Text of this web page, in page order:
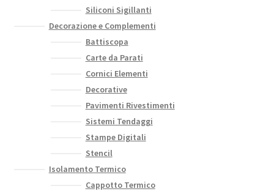
Siliconi Sigillanti
Decorazione e Complementi
Battiscopa
Carte da Parati
Cornici Elementi
Decorative
Pavimenti Rivestimenti
Sistemi Tendaggi
Stampe Digitali
Stencil
Isolamento Termico
Cappotto Termico